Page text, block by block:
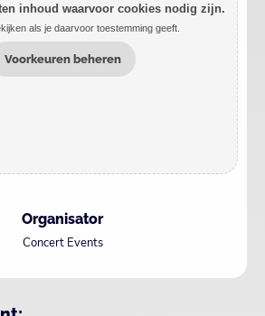
inhoud waarvoor cookies nodig zijn.
als je daarvoor toestemming geeft.
Voorkeuren beheren
Organisator
Concert Events